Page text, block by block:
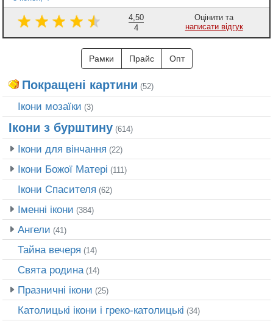
4,50
4
Оцінити та
написати відгук
Рамки Прайс Опт
Покращені картини (52)
Ікони мозаїки (3)
Ікони з бурштину (614)
Ікони для вінчання (22)
Ікони Божої Матері (111)
Ікони Спасителя (62)
Іменні ікони (384)
Ангели (41)
Тайна вечеря (14)
Свята родина (14)
Празничні ікони (25)
Католицькі ікони і греко-католицькі (34)